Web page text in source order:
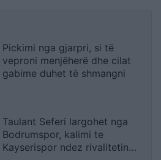
Pickimi nga gjarpri, si të
veproni menjëherë dhe cilat
gabime duhet të shmangni
Taulant Seferi largohet nga
Bodrumspor, kalimi te
Kayserispor ndez rivalitetin